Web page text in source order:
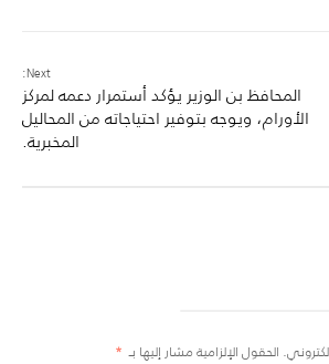
Next:
المحافظ بن الوزير يؤكد أستمرار دعمه لمركز
الأورام، ويوجه بتوفير احتياجاته من المحاليل
المخبرية.
الحقول الإلزامية مشار إليها بـ *